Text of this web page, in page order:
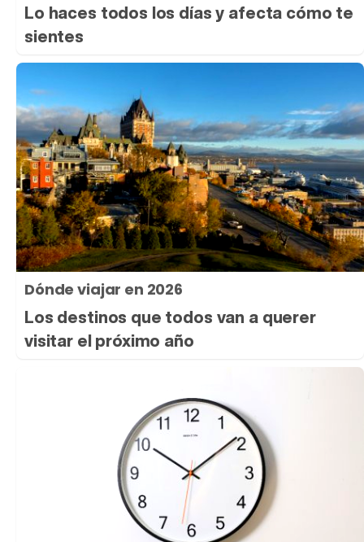
Lo haces todos los días y afecta cómo te
sientes
Dónde viajar en 2026
Los destinos que todos van a querer
visitar el próximo año